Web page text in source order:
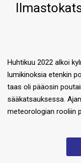
Huhtikuu 2022 alkoi
lumikinoksia etenkin
taas oli pääosin
sääkatsauksessa.
meteorologian rooliin